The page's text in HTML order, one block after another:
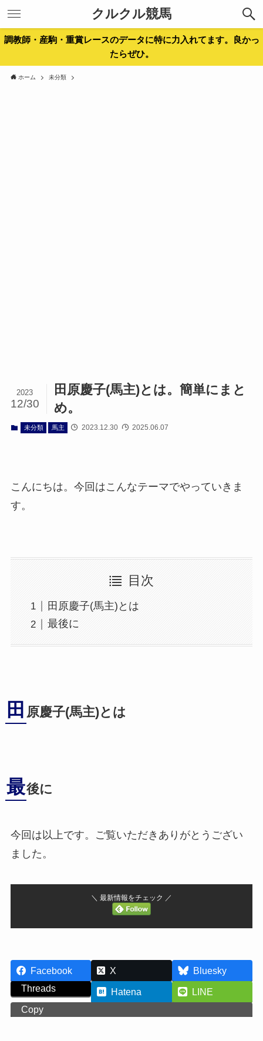
クルクル競馬
調教師・産駒・重賞レースのデータに特に力入れてます。良かっ
たらぜひ。
ホーム 未分類
田原慶子(馬主)とは。簡単にまと
め。
2023
12/30
未分類 馬主 2023.12.30 2025.06.07
こんにちは。今回はこんなテーマでやっていきま
す。
目次
田原慶子(馬主)とは
最後に
田 原慶子(馬主)とは
最後に
今回は以上です。ご覧いただきありがとうござい
ました。
＼ 最新情報をチェック ／
Facebook X
Bluesky
Threads
Hatena
LINE
Copy